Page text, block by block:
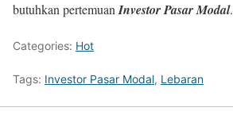
butuhkan pertemuan Investor Pasar Modal.
Categories: Hot
Tags: Investor Pasar Modal, Lebaran